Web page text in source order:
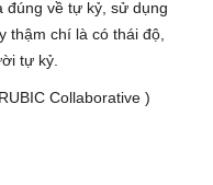
đúng về tự kỷ, sử dụng
thậm chí là có thái độ,
tự kỷ.
Collaborative )